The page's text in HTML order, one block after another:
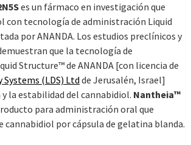
es un fármaco en investigación que
con tecnología de administración Liquid
por ANANDA. Los estudios preclínicos y
que la tecnología de
Structure™ de ANANDA [con licencia de
(LDS) Ltd de Jerusalén, Israel]
la estabilidad del cannabidiol. Nantheia™
para administración oral que
cannabidiol por cápsula de gelatina blanda.